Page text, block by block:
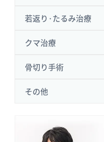
若返り·たるみ治療
クマ治療
骨切り手術
その他